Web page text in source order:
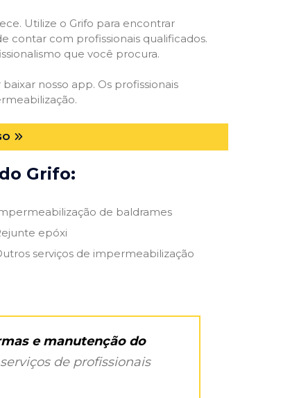
Utilize o Grifo para encontrar
contar com profissionais qualificados.
que você procura.
nosso app. Os profissionais
Grifo:
de baldrames
epóxi
serviços de impermeabilização
e manutenção do
de profissionais